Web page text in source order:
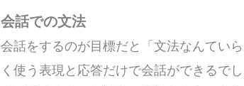
会話での文法
会話をするのが目標だと「文法なんてい
く使う表現と応答だけで会話ができるで